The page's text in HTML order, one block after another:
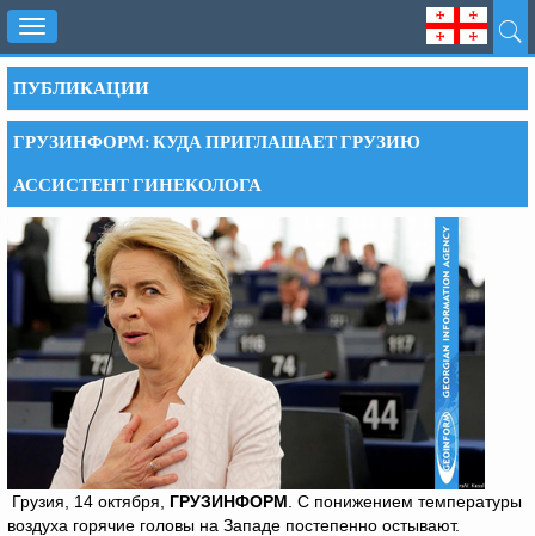
Toggle
navigation
ПУБЛИКАЦИИ
ГРУЗИНФОРМ: КУДА ПРИГЛАШАЕТ ГРУЗИЮ
АССИСТЕНТ ГИНЕКОЛОГА
Грузия, 14 октября, ГРУЗИНФОРМ . С понижением температуры
воздуха горячие головы на Западе постепенно остывают.